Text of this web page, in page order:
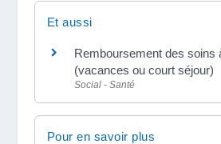
Et aussi
Remboursement des soins
(vacances ou court séjour)
Social - Santé
Pour en savoir plus